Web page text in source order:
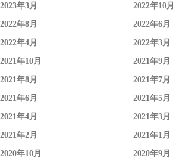
2023年3月 2022年10月
2022年8月 2022年6月
2022年4月 2022年3月
2021年10月 2021年9月
2021年8月 2021年7月
2021年6月 2021年5月
2021年4月 2021年3月
2021年2月 2021年1月
2020年10月 2020年9月